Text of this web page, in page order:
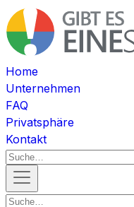
Home
Unternehmen
FAQ
Privatsphäre
Kontakt